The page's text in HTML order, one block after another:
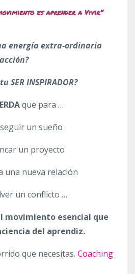
energía extra-ordinaria
SER INSPIRADOR?
que para …
un sueño
un proyecto
una nueva relación
un conflicto …
movimiento esencial que
del aprendiz.
que necesitas. Coaching